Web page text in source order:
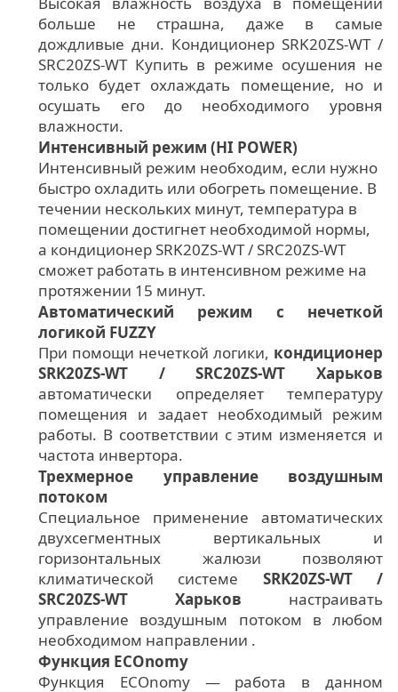
больше не страшна, даже в самые
дождливые дни. Кондиционер SRK20ZS-WT /
SRC20ZS-WT Купить в режиме осушения не
только будет охлаждать помещение, но и
осушать его до необходимого уровня
влажности.
Интенсивный режим (HI POWER)
Интенсивный режим необходим, если нужно
быстро охладить или обогреть помещение. В
течении нескольких минут, температура в
помещении достигнет необходимой нормы,
а кондиционер SRK20ZS-WT / SRC20ZS-WT
сможет работать в интенсивном режиме на
протяжении 15 минут.
Автоматический режим с нечеткой
логикой FUZZY
При помощи нечеткой логики, кондиционер
SRK20ZS-WT / SRC20ZS-WT Харьков
автоматически определяет температуру
помещения и задает необходимый режим
работы. В соответствии с этим изменяется и
частота инвертора.
Трехмерное управление воздушным
потоком
Специальное применение автоматических
двухсегментных вертикальных и
горизонтальных жалюзи позволяют
климатической системе SRK20ZS-WT /
SRC20ZS-WT Харьков настраивать
управление воздушным потоком в любом
необходимом направлении .
Функция ECOnomy
Функция ECOnomy — работа в данном